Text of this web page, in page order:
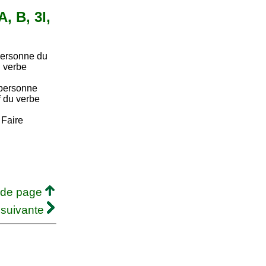
B, 3I,
du
verbe
du verbe
Faire
page